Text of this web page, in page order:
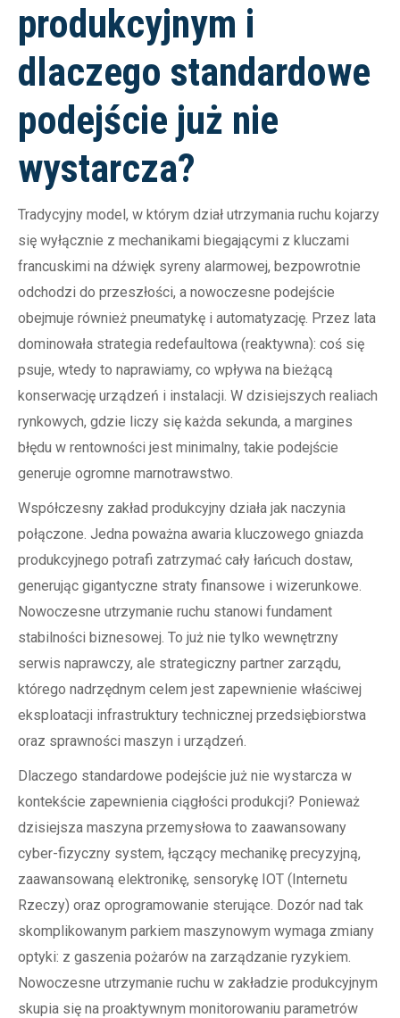
produkcyjnym i
dlaczego standardowe
podejście już nie
wystarcza?
Tradycyjny model, w którym dział utrzymania ruchu kojarzy
się wyłącznie z mechanikami biegającymi z kluczami
francuskimi na dźwięk syreny alarmowej, bezpowrotnie
odchodzi do przeszłości, a nowoczesne podejście
obejmuje również pneumatykę i automatyzację. Przez lata
dominowała strategia redefaultowa (reaktywna): coś się
psuje, wtedy to naprawiamy, co wpływa na bieżącą
konserwację urządzeń i instalacji. W dzisiejszych realiach
rynkowych, gdzie liczy się każda sekunda, a margines
błędu w rentowności jest minimalny, takie podejście
generuje ogromne marnotrawstwo.
Współczesny zakład produkcyjny działa jak naczynia
połączone. Jedna poważna awaria kluczowego gniazda
produkcyjnego potrafi zatrzymać cały łańcuch dostaw,
generując gigantyczne straty finansowe i wizerunkowe.
Nowoczesne utrzymanie ruchu stanowi fundament
stabilności biznesowej. To już nie tylko wewnętrzny
serwis naprawczy, ale strategiczny partner zarządu,
którego nadrzędnym celem jest zapewnienie właściwej
eksploatacji infrastruktury technicznej przedsiębiorstwa
oraz sprawności maszyn i urządzeń.
Dlaczego standardowe podejście już nie wystarcza w
kontekście zapewnienia ciągłości produkcji? Ponieważ
dzisiejsza maszyna przemysłowa to zaawansowany
cyber-fizyczny system, łączący mechanikę precyzyjną,
zaawansowaną elektronikę, sensorykę IOT (Internetu
Rzeczy) oraz oprogramowanie sterujące. Dozór nad tak
skomplikowanym parkiem maszynowym wymaga zmiany
optyki: z gaszenia pożarów na zarządzanie ryzykiem.
Nowoczesne utrzymanie ruchu w zakładzie produkcyjnym
skupia się na proaktywnym monitorowaniu parametrów